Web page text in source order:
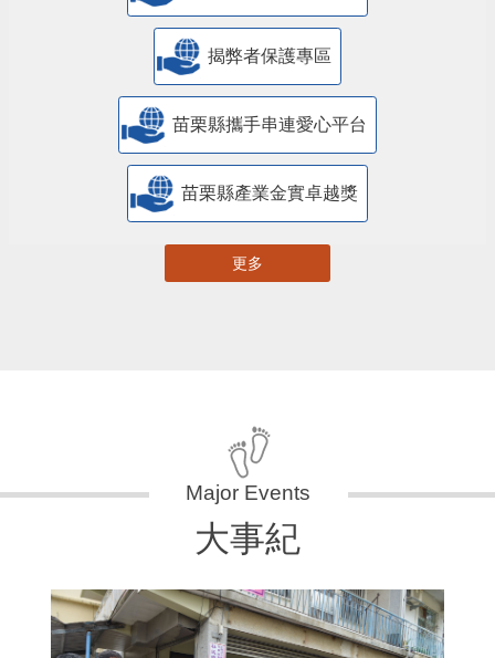
揭弊者保護專區
苗栗縣攜手串連愛心平台
苗栗縣產業金實卓越獎
更多
大事紀